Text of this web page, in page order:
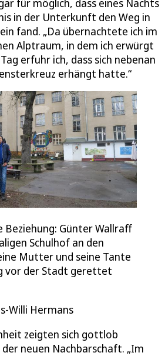
in der Unterkunft den Weg in
fand. „Da übernachtete ich im
Alptraum, in dem ich erwürgt
erfuhr ich, dass sich nebenan
erhängt hatte.“
Beziehung: Günter Wallraff
Schulhof an den
Mutter und seine Tante
vor der Stadt gerettet
Willi Hermans
zeigten sich gottlob
neuen Nachbarschaft. „Im